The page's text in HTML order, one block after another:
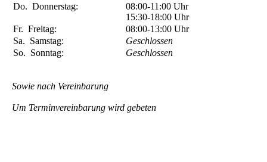
Do. Donnerstag: 08:00-11:00 Uhr
15:30-18:00 Uhr
Fr. Freitag: 08:00-13:00 Uhr
Sa. Samstag:
Geschlossen
So. Sonntag: Geschlossen
Sowie nach Vereinbarung
Um Terminvereinbarung wird gebeten